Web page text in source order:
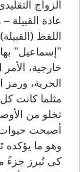
الزواج
عادة القبيلة
اللفظ
"إسماعيل"
خارجية،
الحرية، ورمز
مثلما كانت
تخلو من
أصبحت حيوات
وهو ما
كى تُبرز جزءً